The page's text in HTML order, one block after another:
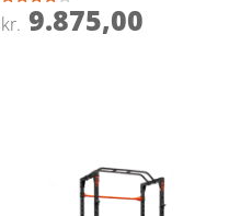
Vurderet
4
kr. 9.875,00